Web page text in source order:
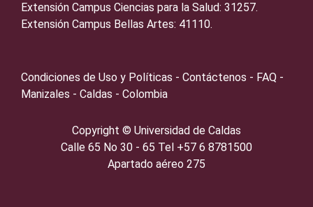
Extensión Campus Ciencias para la Salud: 31257.
Extensión Campus Bellas Artes: 41110.
Condiciones de Uso y Políticas - Contáctenos - FAQ -
Manizales - Caldas - Colombia
Copyright ©️ Universidad de Caldas
Calle 65 No 30 - 65 Tel +57 6 8781500
Apartado aéreo 275